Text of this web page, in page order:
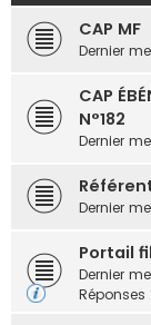
CAP MF
Dernier
CAP
N°182
Dernier
Dernier
Portail
Dernier
Réponses :